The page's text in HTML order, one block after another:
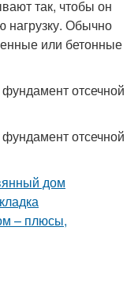
так, чтобы он
нагрузку. Обычно
или бетонные
отсечной
отсечной